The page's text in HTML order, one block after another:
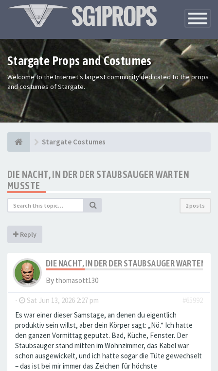
Toggle
Stargate Props and Costumes
Welcome to the Internet's largest community dedicated to the props
and costumes of Stargate.
Stargate Costumes
DIE NACHT, IN DER DER STAUBSAUGER WARTEN
MUSSTE
2 posts
Reply
DIE NACHT, IN DER DER STAUBSAUGER WARTEN
By thomasott130
- Sat Jun 13, 2026 2:27 pm
#65992
Es war einer dieser Samstage, an denen du eigentlich
produktiv sein willst, aber dein Körper sagt: „Nö.“ Ich hatte
den ganzen Vormittag geputzt. Bad, Küche, Fenster. Der
Staubsauger stand mitten im Wohnzimmer, das Kabel war
schon ausgewickelt, und ich hatte sogar die Tüte gewechselt
– das ist bei mir immer das Zeichen für höchste